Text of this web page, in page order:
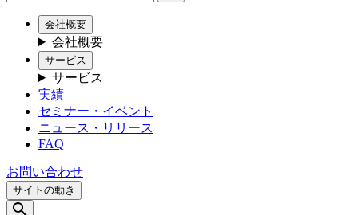
会社概要
会社概要
サービス
サービス
実績
セミナー・イベント
ニュース・リリース
FAQ
お問い合わせ
サイトの動き